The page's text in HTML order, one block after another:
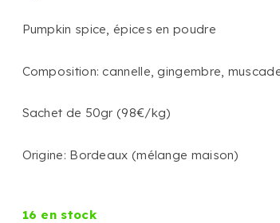
Pumpkin spice, épices en poudre
Composition: cannelle, gingembre,
Sachet de 50gr (98€/kg)
Origine: Bordeaux (mélange maison)
16 en stock